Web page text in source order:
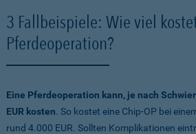
3 Fallbeispiele: Wie viel
Pferdeoperation?
Eine Pferdeoperation kann, je nach
EUR kosten. So kostet eine Chip-OP bei
rund 4.000 EUR. Sollten Komplikationen